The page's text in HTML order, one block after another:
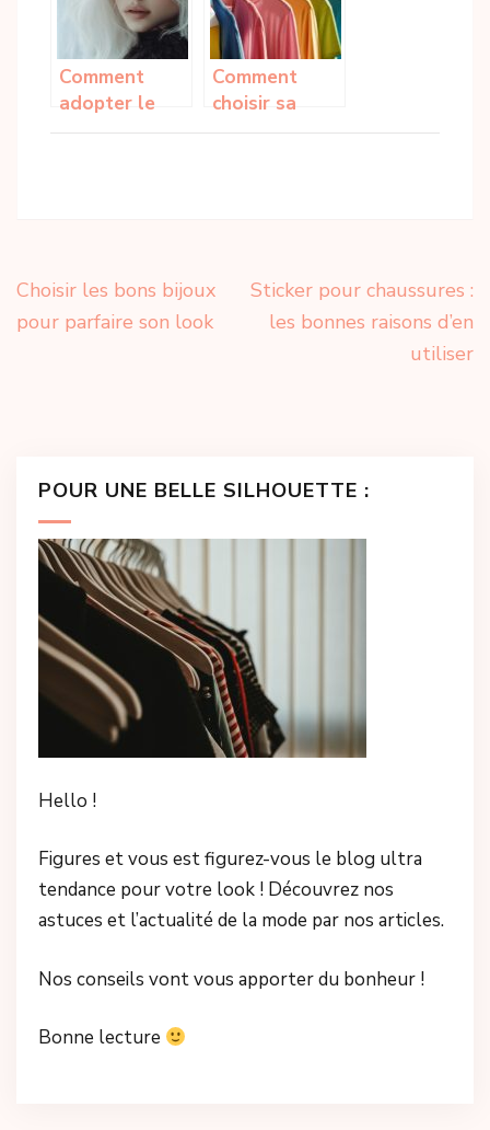
sa peau des
substances
toxiques
Comment
adopter le
balayage
Comment
choisir sa
lessive liquide
Navigation
de
Choisir les bons bijoux
pour parfaire son look
Sticker pour chaussures :
les bonnes raisons d’en
utiliser
POUR UNE BELLE SILHOUETTE :
Hello !
Figures et vous est figurez-vous le blog ultra
tendance pour votre look ! Découvrez nos
astuces et l’actualité de la mode par nos articles.
Nos conseils vont vous apporter du bonheur !
Bonne lecture